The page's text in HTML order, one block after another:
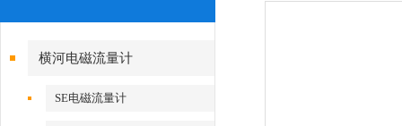
横河电磁流量计
SE电磁流量计